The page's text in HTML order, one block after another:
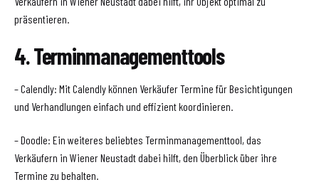
präsentieren.
4. Terminmanagementtools
– Calendly: Mit Calendly können Verkäufer Termine für Besichtigungen
und Verhandlungen einfach und effizient koordinieren.
– Doodle: Ein weiteres beliebtes Terminmanagementtool, das
Verkäufern in Wiener Neustadt dabei hilft, den Überblick über ihre
Termine zu behalten.